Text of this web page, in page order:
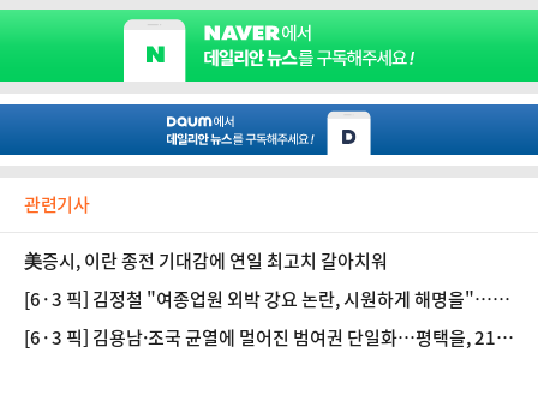
관련기사
美증시, 이란 종전 기대감에 연일 최고치 갈아치워
[6·3 픽] 김정철 "여종업원 외박 강요 논란, 시원하게 해명을"…정
원오 "토론 주제와 무관"
[6·3 픽] 김용남·조국 균열에 멀어진 범여권 단일화…평택을, 21